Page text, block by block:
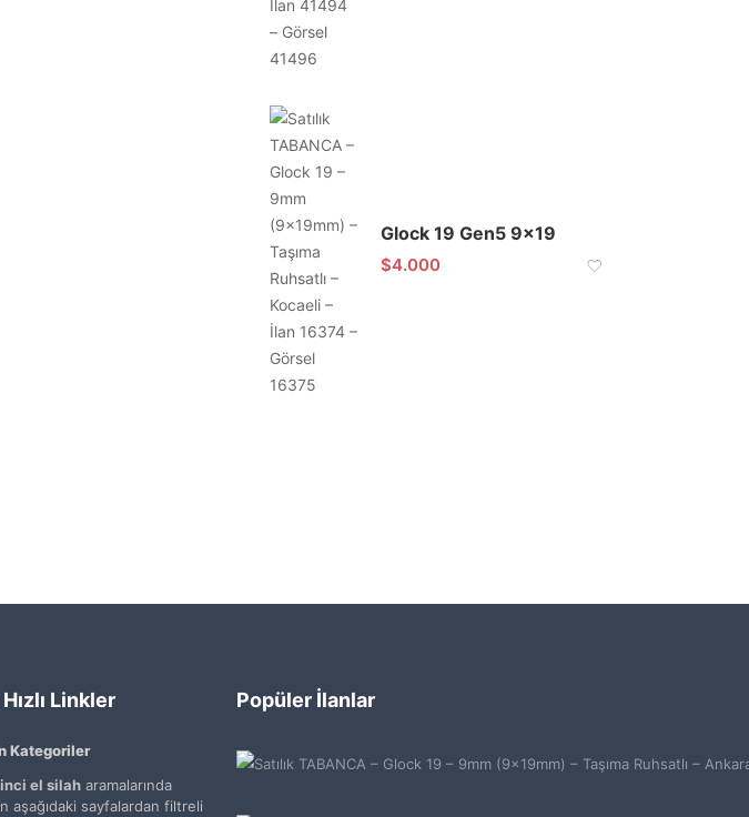
Glock 19 Gen5 9×19
$4.000
Linkler
Kategoriler
el silah aramalarında
aşağıdaki sayfalardan filtreli
Popüler İlanlar